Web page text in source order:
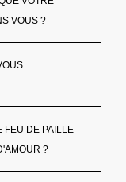
VOUS ?
FEU DE PAILLE
?